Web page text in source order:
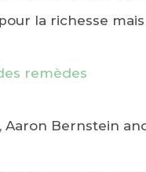
la richesse
remèdes
Aaron Bernstein